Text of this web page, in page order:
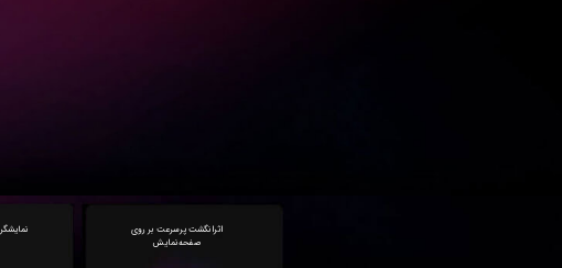
اثرانگشت پرسرعت بر روی
صفحه‌نمایش